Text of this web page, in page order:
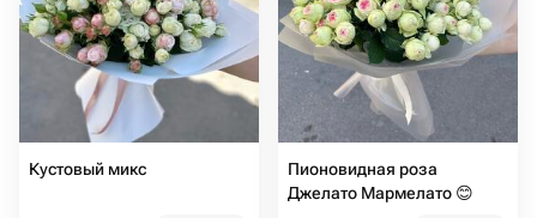
Кустовый микс
Пионовидная роза
Джелато Мармелато 😊